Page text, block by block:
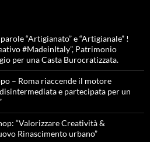
“Artigianato” e “Artigianale” !
#MadeinItaly”, Patrimonio
per una Casta Burocratizzata.
– Roma riaccende il motore
e partecipata per un
“Valorizzare Creatività &
Rinascimento urbano”